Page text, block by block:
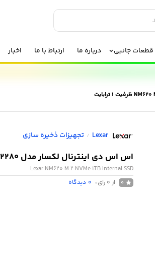
قطعات جانبی درباره ما ارتباط با ما اخبار
Lexar
/ تجهیزات ذخیره سازی
اس اس دی اینترنال لکسار مدل NM620 M.2 2280 ظرفیت 1 ترابایت
Lexar NM620 M.2 NVMe 1TB Internal SSD
0 از 0 رای 0 دیدگاه